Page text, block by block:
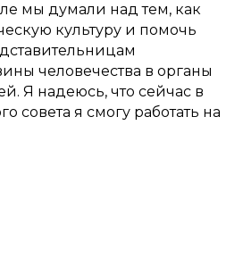
мы думали над тем, как
культуру и помочь
человечества в органы
Я надеюсь, что сейчас в
совета я смогу работать на